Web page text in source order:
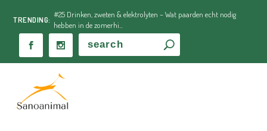
TRENDING:
#25 Drinken, zweten & elektrolyten – Wat paarden echt nodig
hebben in de zomerhi...